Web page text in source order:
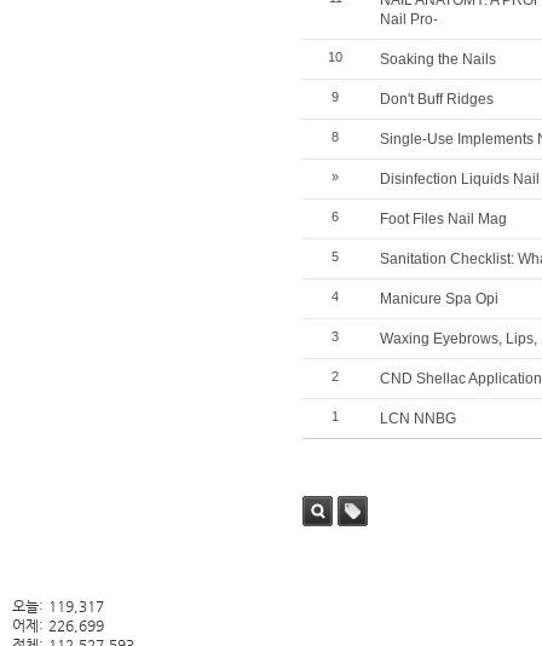
Nail Pro-
10 Soaking the Nails
9 Don't Buff Ridges
8 Single-Use Implements
» Disinfection Liquids
6 Foot Files Nail Mag
5 Sanitation Checklist:
4 Manicure Spa Opi
3 Waxing Eyebrows, Lips,
2 CND Shellac Application
1 LCN NNBG
오늘: 119,317
어제: 226,699